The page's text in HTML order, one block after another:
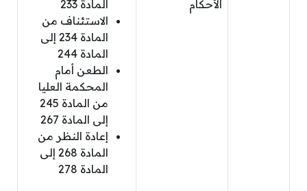
الأحكام
المادة 233
الاستئناف من
المادة 234 إلى
المادة 244
الطعن أمام
المحكمة العليا
من المادة 245
إلى المادة 267
إعادة النظر من
المادة 268 إلى
المادة 278